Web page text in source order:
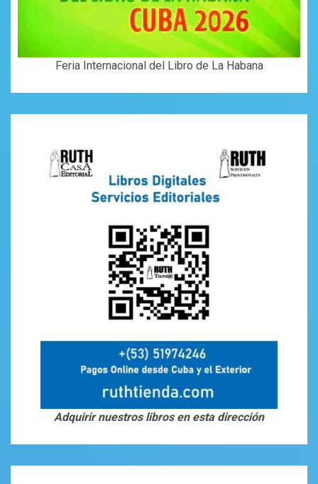
Feria Internacional del Libro de La Habana
Adquirir nuestros libros en esta dirección